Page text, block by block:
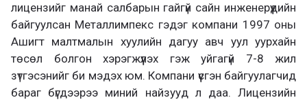
лицензийг манай салбарын гайгүй сайн инженерүүдийн
байгуулсан Металлимпекс гэдэг компани 1997 оны
Ашигт малтмалын хуулийн дагуу авч уул уурхайн
төсөл болгон хэрэгжүүлэх гэж уйгагүй 7-8 жил
зүтгэсэнийг би мэдэх юм. Компани үүсгэн байгуулагчид
бараг бүгдээрээ миний найзууд л даа. Лицензийн